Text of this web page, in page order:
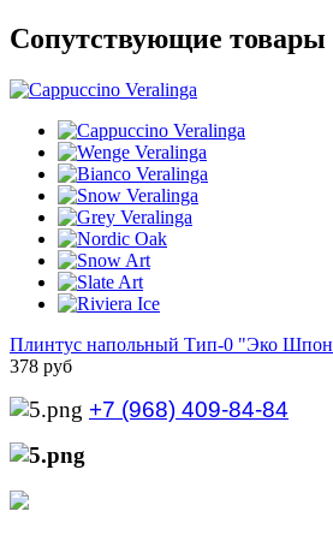
Сопутствующие товары
Плинтус напольный Тип-0 "Эко
378 руб
+7 (968) 409-84-84